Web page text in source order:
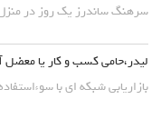
سرهنگ ساندرز یک روز در
لیدر،حامی کسب و کار یا معضل
بازاریابی شبکه ای با